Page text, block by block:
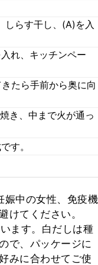
しらす干し、(A)を入
れ、キッチンペー
たら手前から奥に向
き、中まで火が通っ
す。
娠中の女性、免疫機
けてください。
ます。白だしは種
で、パッケージに
みに合わせてご使